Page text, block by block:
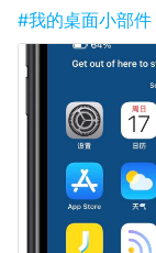
#我的桌面小部件